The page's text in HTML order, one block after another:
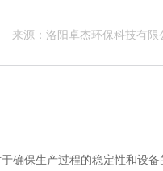
来源： 洛阳卓杰环保科技有限
保生产过程的稳定性和设